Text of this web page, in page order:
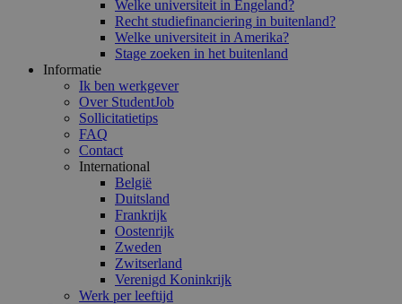
Welke universiteit in Engeland?
Recht studiefinanciering in buitenland?
Welke universiteit in Amerika?
Stage zoeken in het buitenland
Informatie
Ik ben werkgever
Over StudentJob
Sollicitatietips
FAQ
Contact
International
België
Duitsland
Frankrijk
Oostenrijk
Zweden
Zwitserland
Verenigd Koninkrijk
Werk per leeftijd